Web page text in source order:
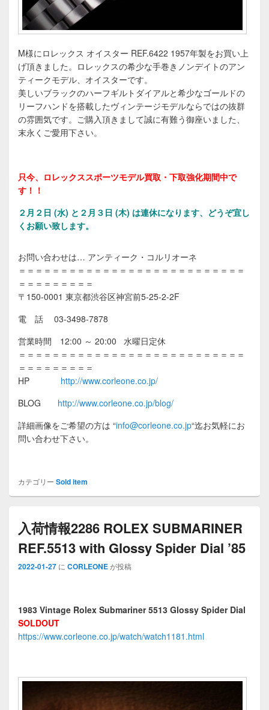
M様にロレックス オイスター REF.6422 1957年製をお買い上
げ頂きました。ロレックスの希少な手巻きノンデイトのアン
ティークモデル、オイスターです。
美しいブラックのハーフギルトダイアルと希少なゴールドの
リーフハンドを搭載したヴィンテージモデルならではの抜群
の雰囲気です。ご購入頂きまして誠に有難う御座いました、
末永くご愛用下さい。
只今、ロレックススポーツモデル買取・下取強化期間中で
す！！
２ 月２日 (水) と２月３日 (木) は連休になります、どうぞ宜し
くお願い致します。
お問い合わせは… アンティーク・コルリオーネ
＝＝＝＝＝＝＝＝＝＝＝＝＝＝＝＝＝＝＝＝＝＝＝＝＝＝＝
＝＝＝＝＝＝＝＝＝
〒150-0001 東京都渋谷区神宮前5-25-2-2F
電 話 03-3498-7878
営業時間 12:00 ～ 20:00 水曜日定休
＝＝＝＝＝＝＝＝＝＝＝＝＝＝＝＝＝＝＝＝＝＝＝＝＝＝＝
＝＝＝＝＝＝＝＝＝
HP
http://www.corleone.co.jp/
BLOG http://www.corleone.co.jp/blog/
詳細画像をご希望の方は “info@corleone.co.jp“迄お気軽にお
問い合わせ下さい。
カテゴリー Sold item
入荷情報2286 ROLEX SUBMARINER
REF.5513 with Glossy Spider Dial ’85
2022-01-27 に CORLEONEが投稿
1983 Vintage Rolex Submariner 5513 Glossy Spider Dial
SOLDOUT
https://www.corleone.co.jp/watch/watch1181.html